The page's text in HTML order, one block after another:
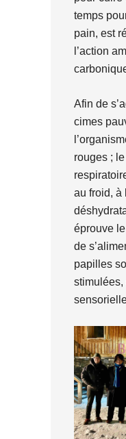
temps
pain, est
l’action
Afin de
cimes
rouges ;
au froid, à
éprouve
de
papilles
stimulées,